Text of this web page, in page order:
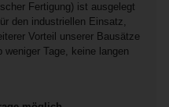
Fertigung) ist ausgelegt
den industriellen Einsatz,
Vorteil unserer Bausätze
Tage, keine langen